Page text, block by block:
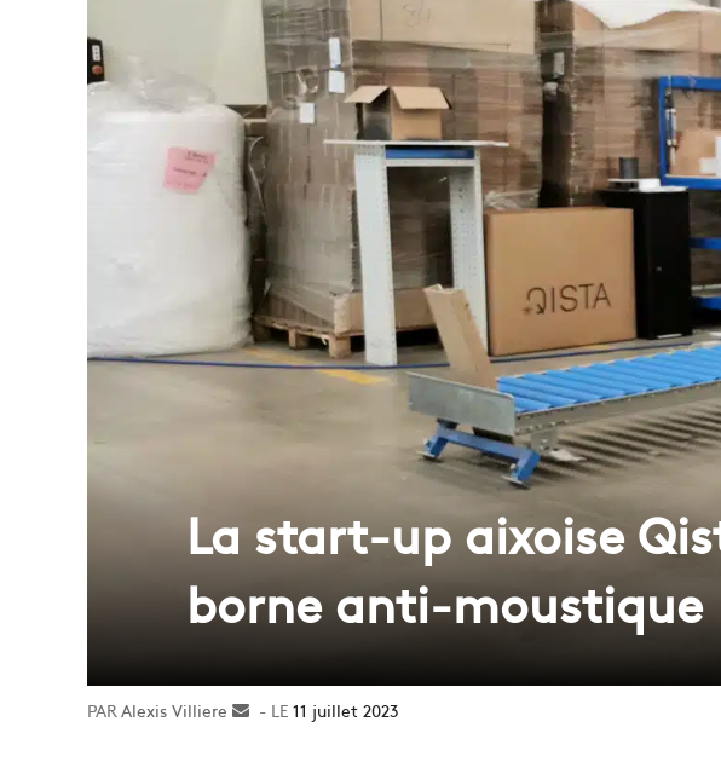
La start-up aixoise
borne anti-moustique
Alexis Villiere
Envoyer11 juillet 2023